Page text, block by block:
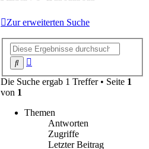
Zur erweiterten Suche
Suche
Die Suche ergab 1 Treffer • Seite 1
von 1
Themen
Antworten
Zugriffe
Letzter Beitrag